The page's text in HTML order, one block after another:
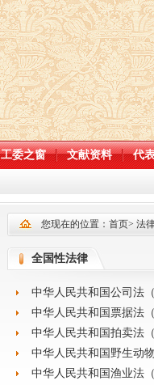
工委之窗 文献资料 代
您现在的位置： 首页> 法
全国性法律
中华人民共和国公司法
中华人民共和国票据法
中华人民共和国拍卖法
中华人民共和国野生动
中华人民共和国渔业法